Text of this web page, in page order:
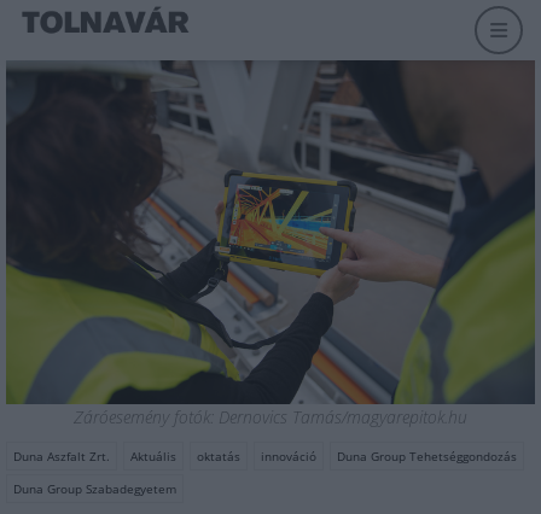
Záróesemény fotók: Dernovics Tamás/magyarepitok.hu
Duna Aszfalt Zrt. Aktuális oktatás innováció
Duna Group Tehetséggondozás
Duna Group Szabadegyetem